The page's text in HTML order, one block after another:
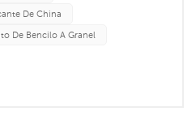
De China
De Bencilo A Granel